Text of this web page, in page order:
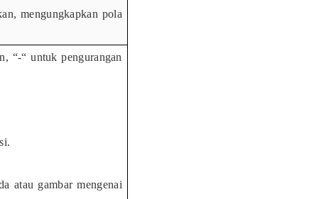
mengungkapkan pola
“-“ untuk pengurangan
atau gambar mengenai